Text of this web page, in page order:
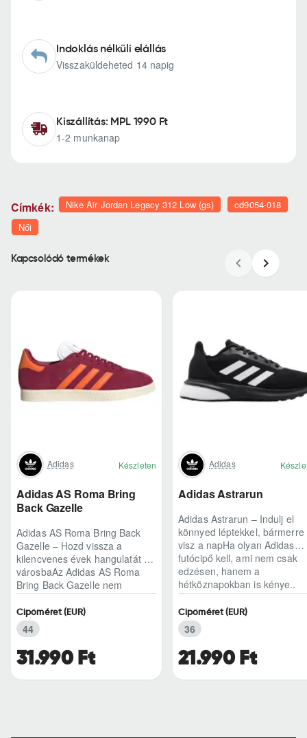
Indoklás nélküli elállás
Visszaküldeheted 14 napig
Kiszállítás: MPL 1990 Ft
1-2 munkanap
Címkék: Nike Air Jordan Legacy 312 Low (gs)
cd9054-018
Női
Kapcsolódó termékek
Adidas Készleten
Adidas AS Roma Bring
Back Gazelle
Adidas AS Roma Bring Back
Gazelle – Hozd vissza a
kilencvenes évek hangulatát a
városbaAz Adidas AS Roma
Bring Back Gazelle nem
egyszerű sneaker, hane..
31.990 Ft
Cipőméret (EUR)
44
Adidas
Adidas Astrarun
Adidas Astrarun – Indulj el
könnyed léptekkel, bármerre
visz a napHa olyan Adidas
futócipő kell, ami nem csak
edzésen, hanem a
hétköznapokban is kénye..
21.990 Ft
Cipőméret (EUR)
36